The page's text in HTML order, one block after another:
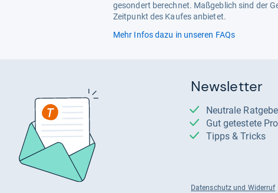
gesondert berechnet. Maßgeblich sind der
Zeitpunkt des Kaufes anbietet.
Mehr Infos dazu in unseren FAQs
Newsletter
Neutrale
Gut getestete
Tipps & Tricks
Datenschutz und Widerruf